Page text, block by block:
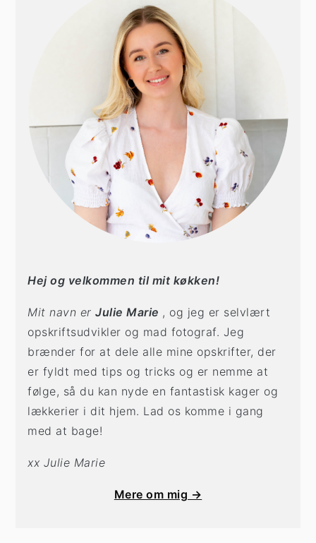
Hej og velkommen til mit køkken!
Mit navn erJulie Marie , og jeg er selvlært
opskriftsudvikler og mad fotograf. Jeg
brænder for at dele alle mine opskrifter, der
er fyldt med tips og tricks og er nemme at
følge, så du kan nyde en fantastisk kager og
lækkerier i dit hjem. Lad os komme i gang
med at bage!
xx Julie Marie
Mere om mig →